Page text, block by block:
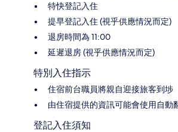
特快登記入住
提早登記入住 (視乎供應情況而定)
退房時間為 11:00
延遲退房 (視乎供應情況而定)
特別入住指示
住宿前台職員將親自迎接旅客到埗
由住宿提供的資訊可能會使用自動
登記入住須知